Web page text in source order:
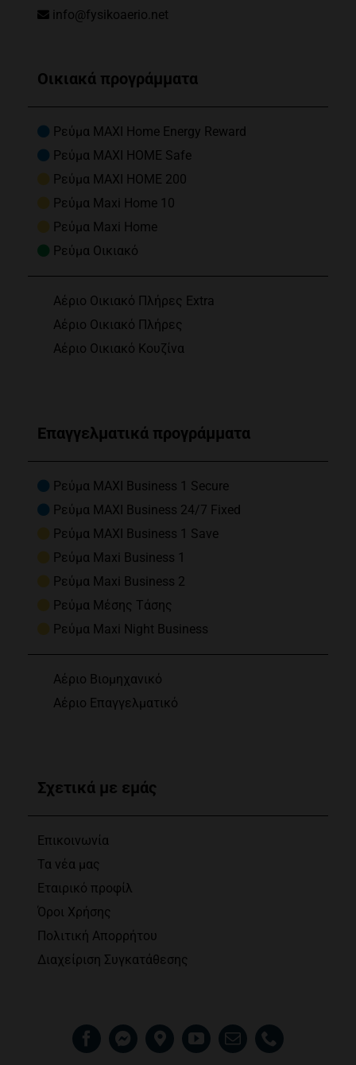
info@fysikoaerio.net
Οικιακά προγράμματα
Ρεύμα MAXI Home Energy Reward
Ρεύμα MAXI HOME Safe
Ρεύμα MAXI HOME 200
Ρεύμα Maxi Home 10
Ρεύμα Maxi Home
Ρεύμα Οικιακό
Αέριο Οικιακό Πλήρες Extra
Αέριο Οικιακό Πλήρες
Αέριο Οικιακό Κουζίνα
Επαγγελματικά προγράμματα
Ρεύμα MAXI Business 1 Secure
Ρεύμα MAXI Business 24/7 Fixed
Ρεύμα MAXI Business 1 Save
Ρεύμα Maxi Business 1
Ρεύμα Maxi Business 2
Ρεύμα Μέσης Τάσης
Ρεύμα Maxi Night Business
Αέριο Βιομηχανικό
Αέριο Επαγγελματικό
Σχετικά με εμάς
Επικοινωνία
Τα νέα μας
Εταιρικό προφίλ
Όροι Χρήσης
Πολιτική Απορρήτου
Διαχείριση Συγκατάθεσης